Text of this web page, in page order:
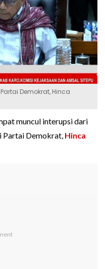
Demokrat, Hinca
muncul interupsi dari
Partai Demokrat, Hinca